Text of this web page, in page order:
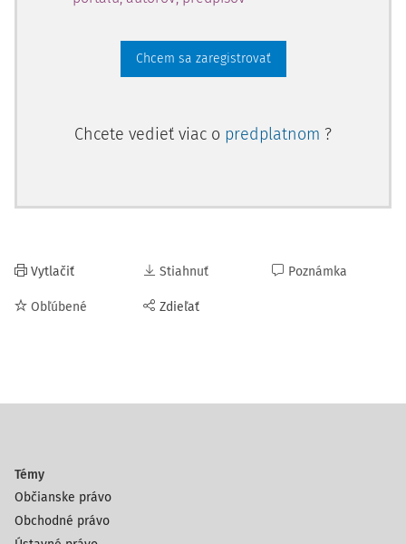
Chcem sa zaregistrovať
Chcete vedieť viac o predplatnom ?
Vytlačiť
Obľúbené
Stiahnuť
Zdieľať
Poznámka
Témy
Občianske právo
Obchodné právo